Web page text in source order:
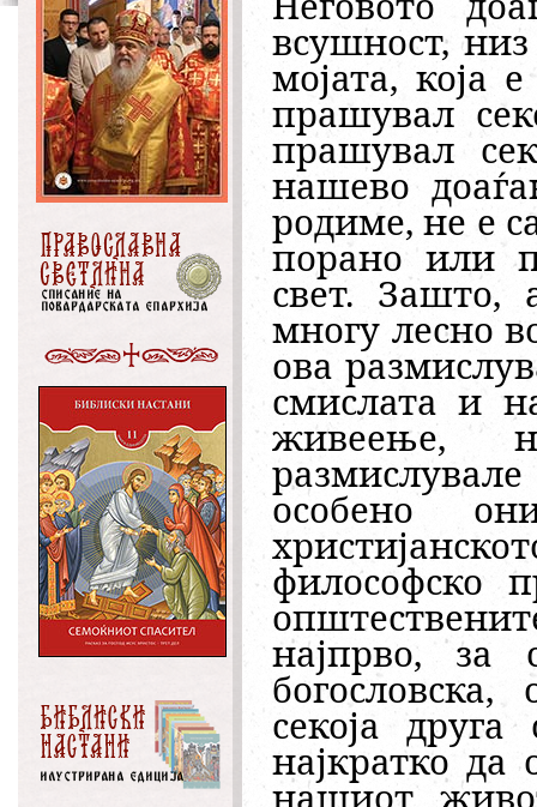
всушност,
мојата, која
прашувал
прашувал
нашево
родиме, не е
порано или
свет.
многу лесно
ова
смислата и
живеење,
особено
философско
најпрво, за
секоја
најкратко да
нашиот